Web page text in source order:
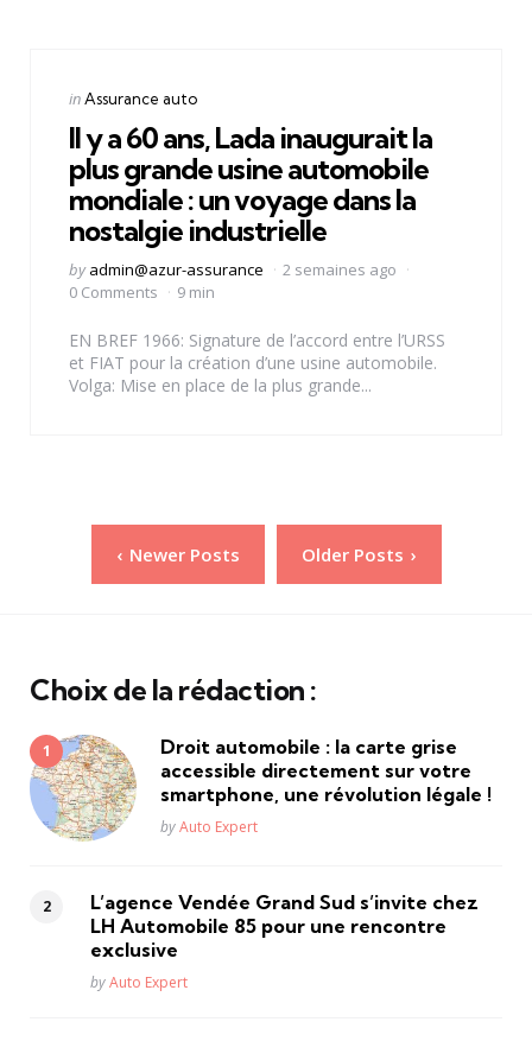
Categories
Posted
inAssurance auto
Il y a 60 ans, Lada inaugurait la
plus grande usine automobile
mondiale : un voyage dans la
nostalgie industrielle
Posted
by
by admin@azur-assurance
2 semaines ago
0 Comments
9 min
EN BREF 1966: Signature de l’accord entre l’URSS
et FIAT pour la création d’une usine automobile.
Volga: Mise en place de la plus grande...
PaginationNewer Posts Older Posts
Choix de la rédaction :
Droit automobile : la carte grise
accessible directement sur votre
smartphone, une révolution légale !
Posted
byAuto Expert
L’agence Vendée Grand Sud s’invite chez
LH Automobile 85 pour une rencontre
exclusive
Posted
byAuto Expert